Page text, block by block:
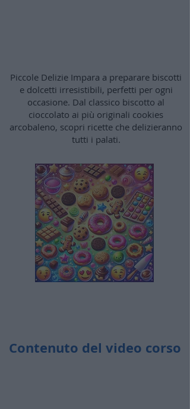
Piccole Delizie Impara a preparare biscotti
e dolcetti irresistibili, perfetti per ogni
occasione. Dal classico biscotto al
cioccolato ai più originali cookies
arcobaleno, scopri ricette che delizieranno
tutti i palati.
Contenuto del video corso